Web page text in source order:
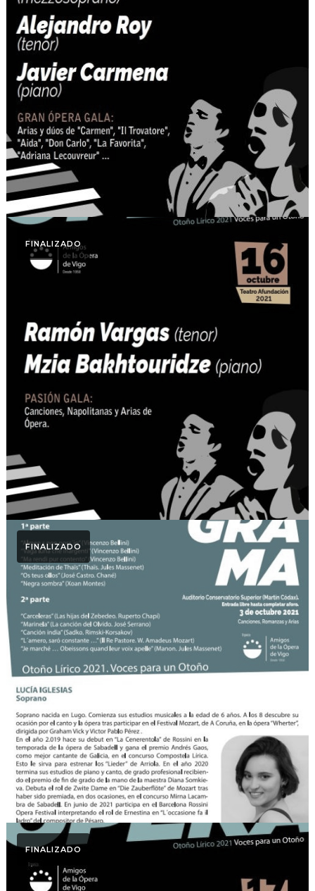
GRAN ÓPERA GALA: Otoño
Lírico 2021. Nancy Fabiola
Herrera (mezzosoprano)
Alejandro Roy (tenor)
PASIÓN GALA: Otoño
Lírico 2021. Ramón
Vargas (tenor) Mzia
Bakhtouridze (piano)
FINALIZADO
NOVAS VOCES DA LÍRICA
GALEGA . Otoño Lírico
2021.
Otoño Lírico
FINALIZADO
FINALIZADO